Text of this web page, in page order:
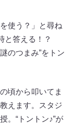
使う？」と尋ね
と答える！？
のつまみ”をトン
頃から叩いてま
えます。スタジ
。“トントン♪”が